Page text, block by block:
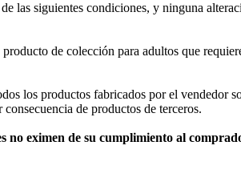
las siguientes condiciones, y ninguna
de colección para adultos que
los productos fabricados por el vendedor
de productos de terceros.
no eximen de su cumplimiento al